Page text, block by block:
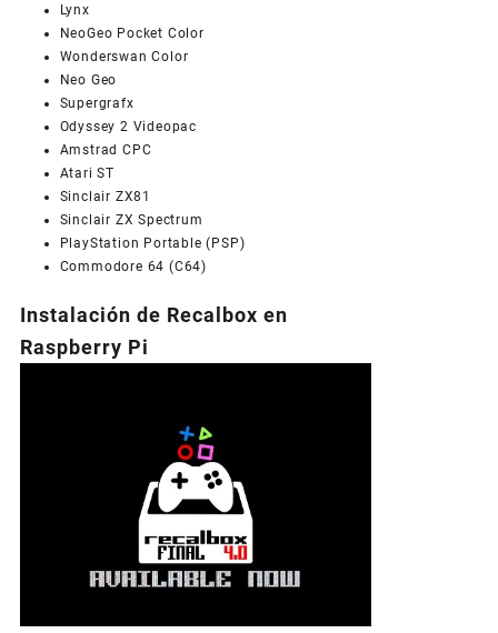
Lynx
NeoGeo Pocket Color
Wonderswan Color
Neo Geo
Supergrafx
Odyssey 2 Videopac
Amstrad CPC
Atari ST
Sinclair ZX81
Sinclair ZX Spectrum
PlayStation Portable (PSP)
Commodore 64 (C64)
Instalación de Recalbox en
Raspberry Pi